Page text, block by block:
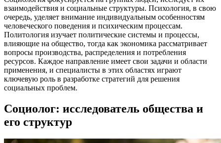
взаимодействия и социальные структуры. Психология, в свою
очередь, уделяет внимание индивидуальным особенностям
человеческого поведения и психическим процессам.
Политология изучает политические системы и процессы,
влияющие на общество, тогда как экономика рассматривает
вопросы производства, распределения и потребления
ресурсов. Каждое направление имеет свои задачи и области
применения, и специалисты в этих областях играют
ключевую роль в разработке стратегий для решения
социальных проблем.
Социолог: исследователь общества и
его структур